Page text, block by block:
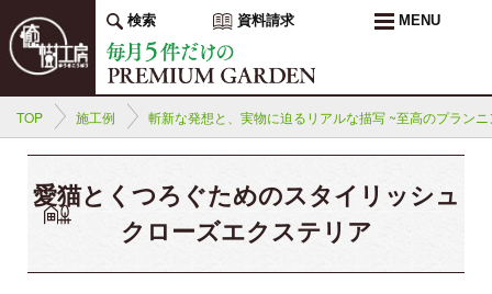
検索 資料請求 MENU
TOP 施工例 斬新な発想と、実物に迫るリアルな描写 ~至高のプラン
愛猫とくつろぐためのスタイリッシュ
クローズエクステリア